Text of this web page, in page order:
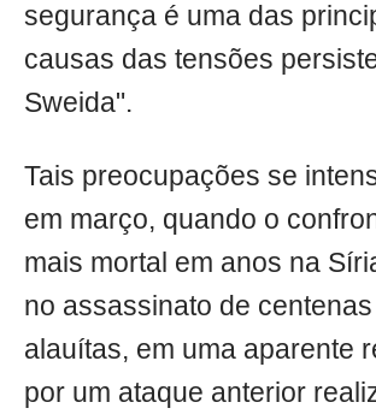
segurança é uma das
causas das tensões
Sweida".
Tais preocupações se
em março, quando o
mais mortal em anos na
no assassinato de
alauítas, em uma aparente
por um ataque anterior